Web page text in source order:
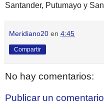
Santander, Putumayo y
Meridiano20 en 4:45
Compartir
No hay comentarios:
Publicar un comentario